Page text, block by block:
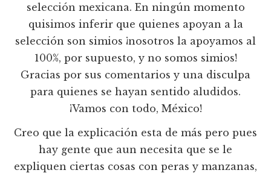
selección mexicana. En ningún momento
quisimos inferir que quienes apoyan a la
selección son simios ¡nosotros la apoyamos al
100%, por supuesto, y no somos simios!
Gracias por sus comentarios y una disculpa
para quienes se hayan sentido aludidos.
¡Vamos con todo, México!
Creo que la explicación esta de más pero pues
hay gente que aun necesita que se le
expliquen ciertas cosas con peras y manzanas,